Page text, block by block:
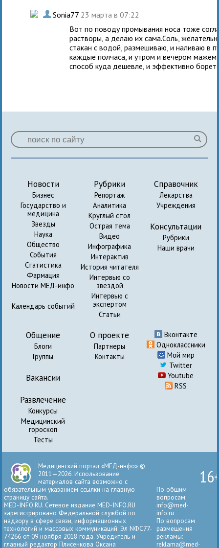
. Sonia77 23 марта в 07:22
Вот по поводу промывания носа тоже
растворы, а делаю их сама.Соль,
стакан с водой, размешиваю, и наливаю в
каждые полчаса, и утром и вечером
способ куда дешевле, и эффективно
Новости
Бизнес
Государство и
медицина
Звезды
Наука
Общество
События
Статистика
Фармация
Новости МЕД-инфо
Календарь событий
Рубрики
Репортаж
Аналитика
Круглый стол
Острая тема
Видео
Инфографика
Интерактив
История читателя
Интервью со
звездой
Интервью с
экспертом
Статьи
Справочник
Лекарства
Учреждения
Консультации
Рубрики
Наши врачи
Общение
Блоги
Группы
Вакансии
Развлечение
Конкурсы
Медицинский
гороскоп
Тесты
О проекте
Партнеры
Контакты
Вконтакте
Одноклассники
Мой мир
Twitter
Youtube
RSS
Медицинский портал «МЕД-инфо» ©
2011—2026. Использование
материалов сайта возможно с
обязательным указанием ссылки на главную
страницу сайта.
MED-INFO.RU. Сетевое издание MED-INFO.RU
зарегистрировано Федеральной службой по
надзору в сфере связи, информационных
технологий и массовых коммуникаций: Эл NФС77-
74266 от 09 ноября 2018 года. Учредитель и
главный редактор Плисенкова Оксана
По общим
вопросам:
info@med-
info.ru
По вопросам
размещения
рекламы:
reklama@med-